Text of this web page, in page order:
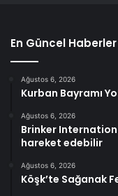
En Güncel Haberler
Ağustos 6, 2026
Kurban Bayramı
Ağustos 6, 2026
Brinker
hareket edebilir
Ağustos 6, 2026
Köşk’te Sağanak